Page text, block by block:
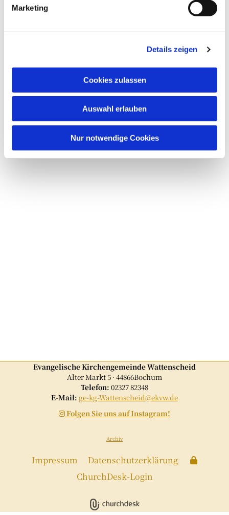
Marketing
Details zeigen
Cookies zulassen
Auswahl erlauben
Nur notwendige Cookies
Dies könnte Sie auch
interessieren
Evangelische Kirchengemeinde Wattenscheid
Alter Markt 5 · 44866Bochum
Telefon: 02327 82348
E-Mail: ge-kg-Wattenscheid@ekvw.de
 Folgen Sie uns auf Instagram!
Archiv
Impressum
Datenschutzerklärung
ChurchDesk-Login